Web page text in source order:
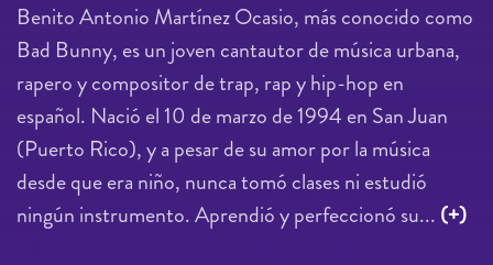
Benito Antonio Martínez Ocasio, más conocido como
Bad Bunny, es un joven cantautor de música urbana,
rapero y compositor de trap, rap y hip-hop en
español. Nació el 10 de marzo de 1994 en San Juan
(Puerto Rico), y a pesar de su amor por la música
desde que era niño, nunca tomó clases ni estudió
ningún instrumento. Aprendió y perfeccionó su... (+)